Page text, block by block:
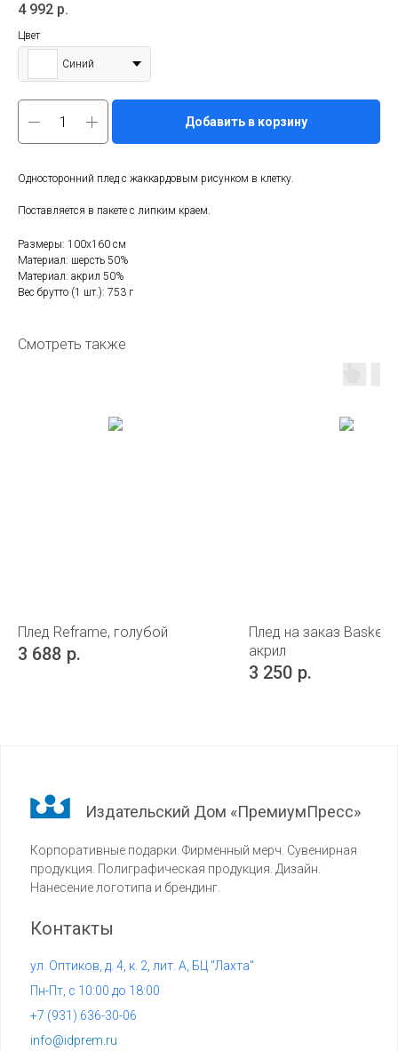
4 992 р.
Цвет
Синий
Добавить в корзину
Односторонний плед с жаккардовым рисунком в клетку.
Поставляется в пакете с липким краем.
Размеры: 100х160 см
Материал: шерсть 50%
Материал: акрил 50%
Вес брутто (1 шт.): 753 г
Смотреть также
Плед Reframe, голубой
3 688 р.
Плед на заказ Basket,
акрил
3 250 р.
Издательский Дом «ПремиумПресс»
Корпоративные подарки. Фирменный мерч. Сувенирная
продукция. Полиграфическая продукция. Дизайн.
Нанесение логотипа и брендинг.
info@idprem.ru
Контакты
+7 (931) 636-30-06
ул. Оптиков, д. 4, к. 2, лит. А, БЦ "Лахта"
Пн-Пт, с 10:00 до 18:00